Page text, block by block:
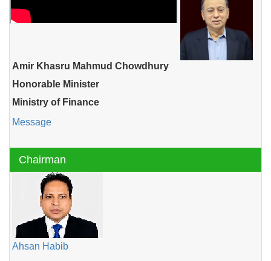
Amir Khasru Mahmud Chowdhury
Honorable Minister
Ministry of Finance
Message
Chairman
Ahsan Habib